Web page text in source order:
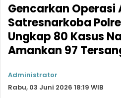
Gencarkan Operasi
Satresnarkoba
Ungkap 80 Kasus
Amankan 97
Administrator
Rabu, 03 Juni 2026 18:19 WIB